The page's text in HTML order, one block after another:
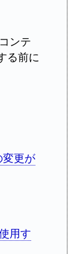
ンテ
る前に
変更が
用す